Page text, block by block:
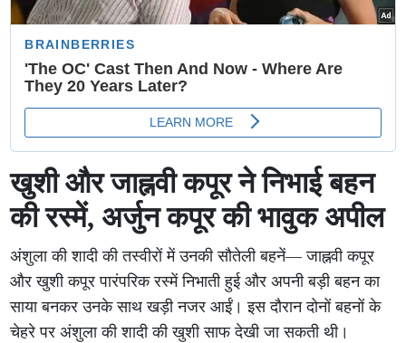
खुशी और जाह्नवी कपूर ने निभाई बहन
की रस्में, अर्जुन कपूर की भावुक अपील
अंशुला की शादी की तस्वीरों में उनकी सौतेली बहनें— जाह्नवी कपूर
और खुशी कपूर पारंपरिक रस्में निभाती हुई और अपनी बड़ी बहन का
साया बनकर उनके साथ खड़ी नजर आईं। इस दौरान दोनों बहनों के
चेहरे पर अंशुला की शादी की खुशी साफ देखी जा सकती थी।